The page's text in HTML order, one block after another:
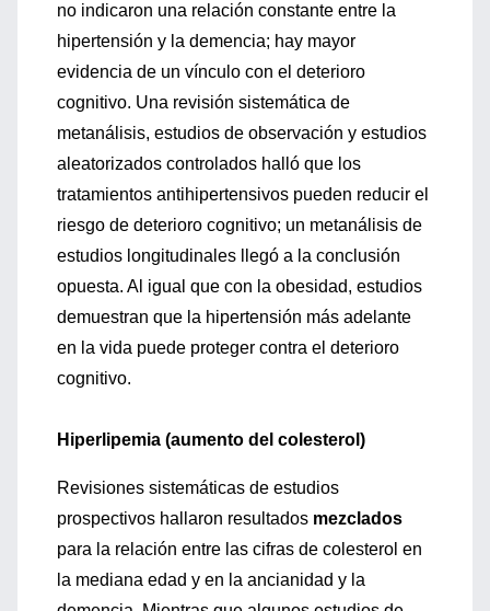
no indicaron una relación constante entre la
hipertensión y la demencia; hay mayor
evidencia de un vínculo con el deterioro
cognitivo. Una revisión sistemática de
metanálisis, estudios de observación y estudios
aleatorizados controlados halló que los
tratamientos antihipertensivos pueden reducir el
riesgo de deterioro cognitivo; un metanálisis de
estudios longitudinales llegó a la conclusión
opuesta. Al igual que con la obesidad, estudios
demuestran que la hipertensión más adelante
en la vida puede proteger contra el deterioro
cognitivo.
Hiperlipemia (aumento del colesterol)
Revisiones sistemáticas de estudios
prospectivos hallaron resultados mezclados
para la relación entre las cifras de colesterol en
la mediana edad y en la ancianidad y la